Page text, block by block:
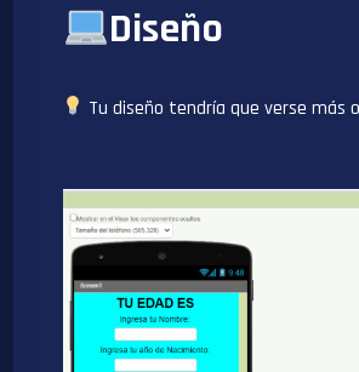
Diseño
Tu diseño tendría que verse más